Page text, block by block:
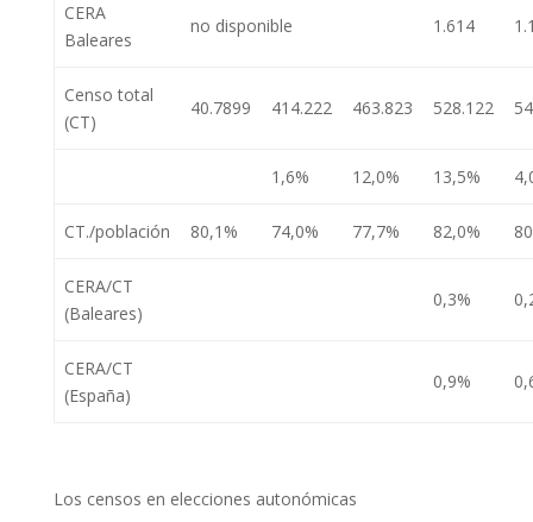
CERA
Baleares
no disponible 1.614
Censo total
(CT)
40.7899 414.222 463.823 528.122
1,6% 12,0% 13,5%
CT./población 80,1% 74,0% 77,7% 82,0%
CERA/CT
(Baleares)
0,3%
CERA/CT
(España)
0,9%
Los censos en elecciones autonómicas